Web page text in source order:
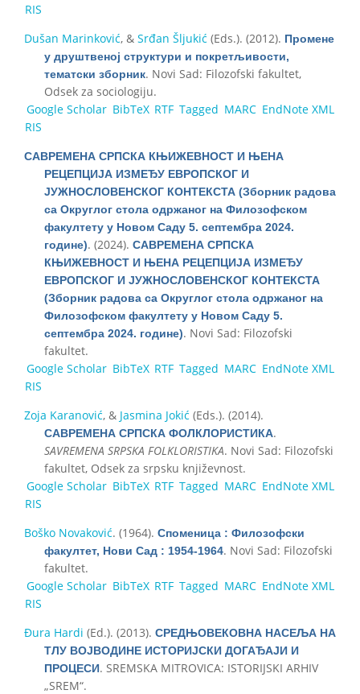
RIS
Dušan Marinković, & Srđan Šljukić (Eds.). (2012). Промене
у друштвеној структури и покретљивости,
тематски зборник. Novi Sad: Filozofski fakultet,
Odsek za sociologiju.
Google Scholar BibTeX RTF Tagged MARC EndNote XML
RIS
САВРЕМЕНА СРПСКА КЊИЖЕВНОСТ И ЊЕНА
РЕЦЕПЦИЈА ИЗМЕЂУ ЕВРОПСКОГ И
ЈУЖНОСЛОВЕНСКОГ КОНТЕКСТА (Зборник радова
са Округлог стола одржаног на Филозофском
факултету у Новом Саду 5. септембра 2024.
године). (2024). САВРЕМЕНА СРПСКА
КЊИЖЕВНОСТ И ЊЕНА РЕЦЕПЦИЈА ИЗМЕЂУ
ЕВРОПСКОГ И ЈУЖНОСЛОВЕНСКОГ КОНТЕКСТА
(Зборник радова са Округлог стола одржаног на
Филозофском факултету у Новом Саду 5.
септембра 2024. године). Novi Sad: Filozofski
fakultet.
Google Scholar BibTeX RTF Tagged MARC EndNote XML
RIS
Zoja Karanović, & Jasmina Jokić (Eds.). (2014).
САВРЕМЕНА СРПСКА ФОЛКЛОРИСТИКА.
SAVREMENA SRPSKA FOLKLORISTIKA. Novi Sad: Filozofski
fakultet, Odsek za srpsku književnost.
Google Scholar BibTeX RTF Tagged MARC EndNote XML
RIS
Boško Novaković. (1964). Споменица : Филозофски
факултет, Нови Сад : 1954-1964. Novi Sad: Filozofski
fakultet.
Google Scholar BibTeX RTF Tagged MARC EndNote XML
RIS
Đura Hardi (Ed.). (2013). СРЕДЊОВЕКОВНА НАСЕЉА НА
ТЛУ ВОЈВОДИНЕ ИСТОРИЈСКИ ДОГАЂАЈИ И
ПРОЦЕСИ. SREMSKA MITROVICA: ISTORIJSKI ARHIV
„SREM“.